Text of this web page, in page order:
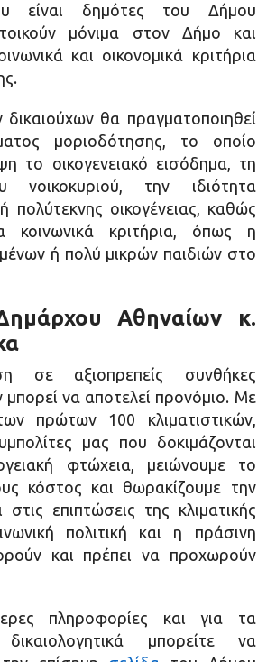
είναι δημότες του Δήμου
μόνιμα στον Δήμο και
και οικονομικά κριτήρια
θα πραγματοποιηθεί
μοριοδότησης, το οποίο
το οικογενειακό εισόδημα, τη
νοικοκυριού, την ιδιότητα
πολύτεκνης οικογένειας, καθώς
κοινωνικά κριτήρια, όπως η
ή πολύ μικρών παιδιών στο
Αθηναίων κ.
σε αξιοπρεπείς συνθήκες
μπορεί να αποτελεί προνόμιο. Με
πρώτων 100 κλιματιστικών,
μας που δοκιμάζονται
φτώχεια, μειώνουμε το
κόστος και θωρακίζουμε την
στις επιπτώσεις της κλιματικής
πολιτική και η πράσινη
και πρέπει να προχωρούν
πληροφορίες και για τα
δικαιολογητικά μπορείτε να